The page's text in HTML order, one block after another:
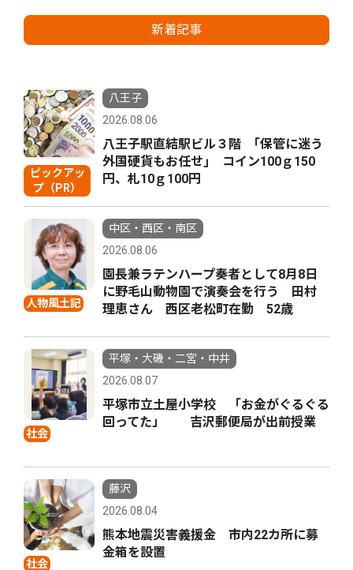
新着記事
ピックアッ
プ（PR）
八王子
2026.08.06
八王子駅直結駅ビル３階 ｢保管に迷う
外国硬貨もお任せ｣ コイン100ｇ150
円、札10ｇ100円
人物風土記
中区・西区・南区
2026.08.06
園長兼ラテンハープ奏者として8月8日
に野毛山動物園で演奏会を行う 田村
理恵さん 西区老松町在勤 52歳
社会
平塚・大磯・二宮・中井
2026.08.07
平塚市立土屋小学校 「お金がぐるぐる
回ってた」 吉沢郵便局が出前授業
社会
藤沢
2026.08.04
熊本地震災害義援金 市内22カ所に募
金箱を設置